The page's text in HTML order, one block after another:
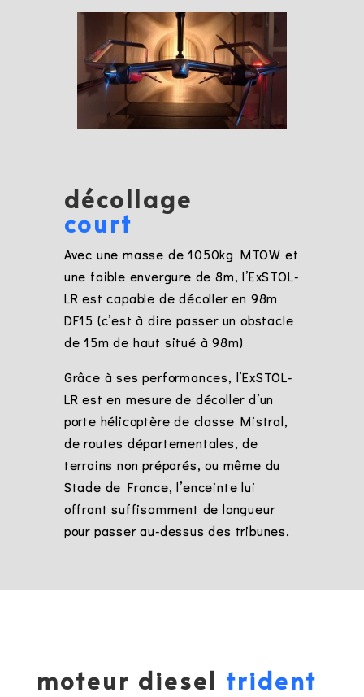
décollage
court
Avec une masse de 1050kg MTOW et
une faible envergure de 8m, l’ExSTOL-
LR est capable de décoller en 98m
DF15 (c’est à dire passer un obstacle
de 15m de haut situé à 98m)
Grâce à ses performances, l’ExSTOL-
LR est en mesure de décoller d’un
porte hélicoptère de classe Mistral,
de routes départementales, de
terrains non préparés, ou même du
Stade de France, l’enceinte lui
offrant suffisamment de longueur
pour passer au-dessus des tribunes.
moteur diesel trident